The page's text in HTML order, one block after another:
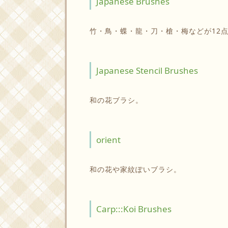
竹・鳥・蝶・龍・刀・槍・梅などが12
Japanese Stencil Brushes
和の花ブラシ。
orient
和の花や家紋ぽいブラシ。
Carp:::Koi Brushes